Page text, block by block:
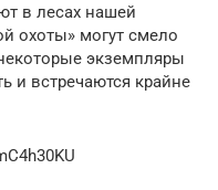
в лесах нашей
охоты» могут смело
экземпляры
и встречаются крайне